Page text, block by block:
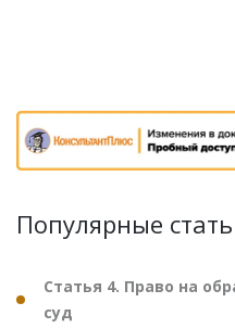
Популярные
Статья 4. Право на
суд